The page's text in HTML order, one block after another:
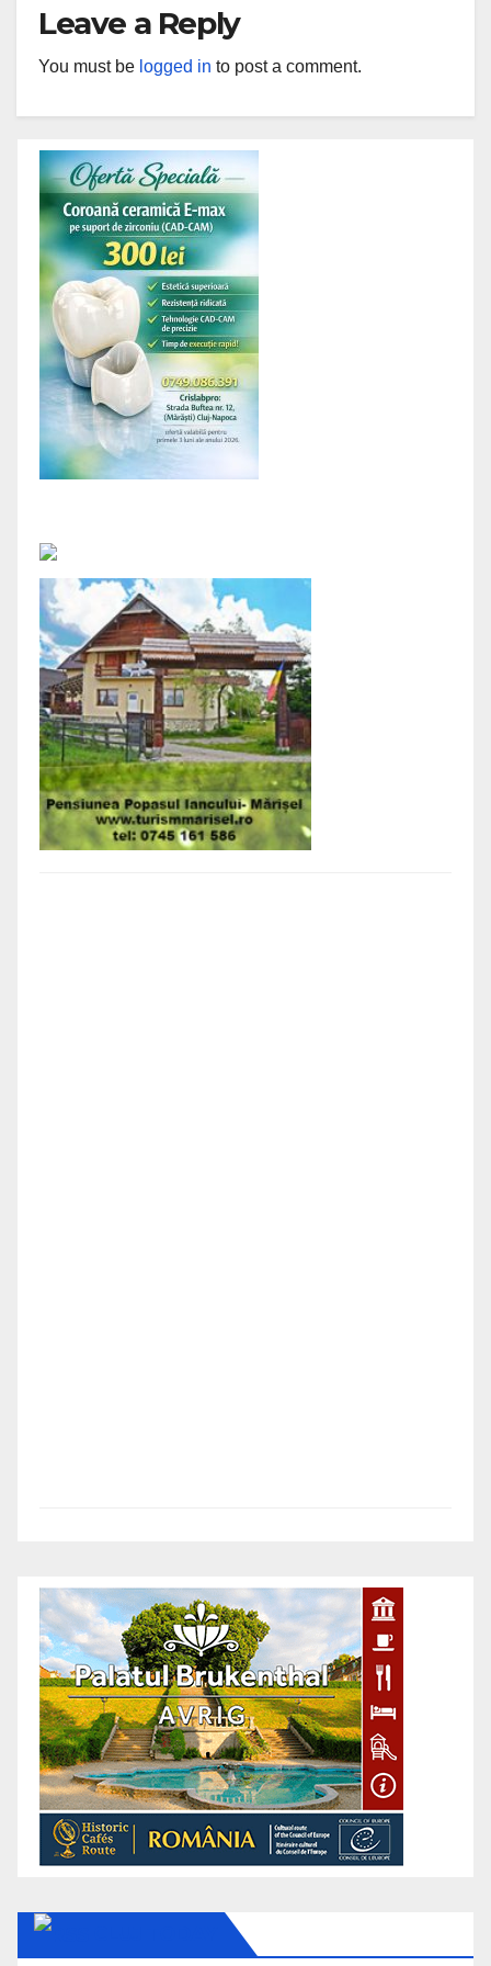
Leave a Reply
You must be logged in to post a comment.